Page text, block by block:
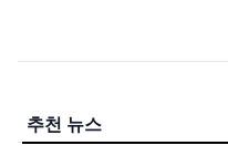
추천 뉴스